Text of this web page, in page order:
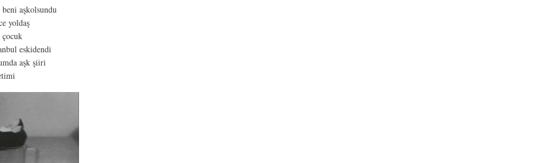
aşkolsundu
yoldaş
çocuk
eskidendi
aşk şiiri